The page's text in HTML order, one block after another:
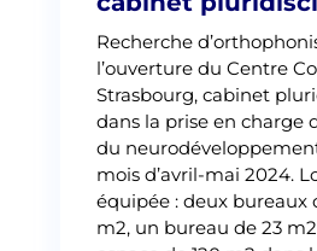
Recherche
l’ouverture du Centre
Strasbourg, cabinet
dans la prise en charge
du
mois d’avril-mai 2024.
équipée : deux bureaux
m2, un bureau de 23